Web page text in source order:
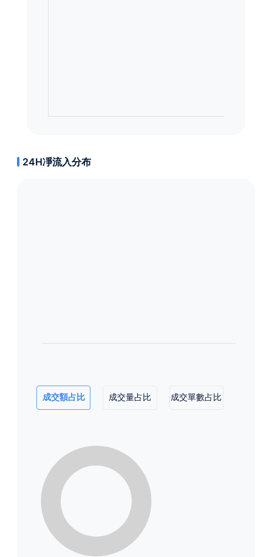
24H凈流入分布
成交額占比 成交量占比 成交單數占比